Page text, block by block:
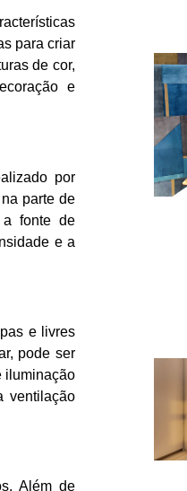
para criar
de cor,
e
por
parte de
a fonte de
e a
e livres
pode ser
iluminação
ventilação
Além de